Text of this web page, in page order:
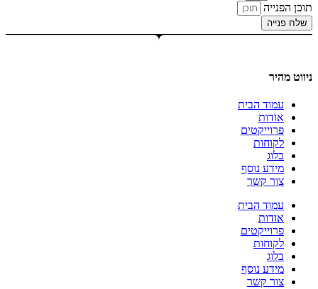
תוכן הפנייה
שלח פנייה
ניווט מהיר
עמוד הבית
אודות
פרוייקטים
לקוחות
בלוג
מידע נוסף
צור קשר
עמוד הבית
אודות
פרוייקטים
לקוחות
בלוג
מידע נוסף
צור קשר